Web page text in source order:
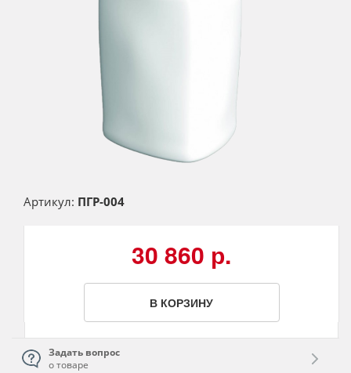
Артикул: ПГР-004
30 860 р.
В КОРЗИНУ
Задать вопрос
о товаре